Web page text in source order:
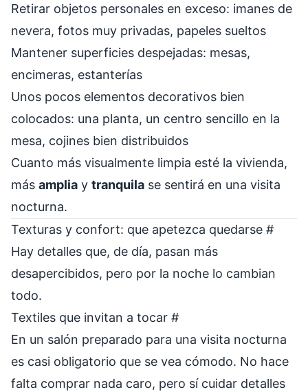
Retirar objetos personales en exceso: imanes de
nevera, fotos muy privadas, papeles sueltos
Mantener superficies despejadas: mesas,
encimeras, estanterías
Unos pocos elementos decorativos bien
colocados: una planta, un centro sencillo en la
mesa, cojines bien distribuidos
Cuanto más visualmente limpia esté la vivienda,
más amplia y tranquila se sentirá en una visita
nocturna.
Texturas y confort: que apetezca quedarse #
Hay detalles que, de día, pasan más
desapercibidos, pero por la noche lo cambian
todo.
Textiles que invitan a tocar #
En un salón preparado para una visita nocturna
es casi obligatorio que se vea cómodo. No hace
falta comprar nada caro, pero sí cuidar detalles